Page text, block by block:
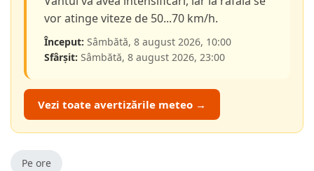
vor atinge viteze de 50...70 km/h.
Început: Sâmbătă, 8 august 2026, 10:00
Sfârșit: Sâmbătă, 8 august 2026, 23:00
Vezi toate avertizările meteo →
Pe ore